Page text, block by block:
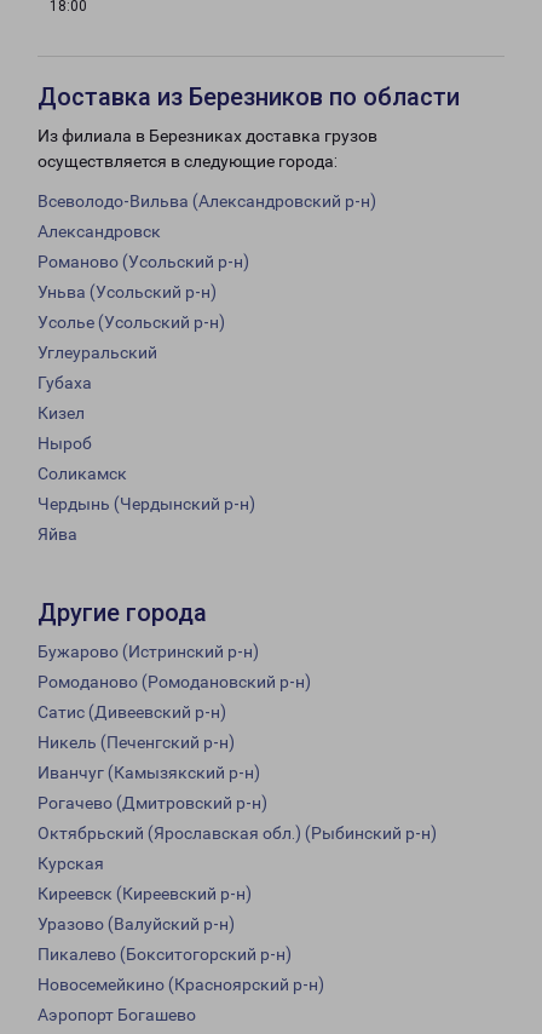
18:00
Доставка из Березников по области
Из филиала в Березниках доставка грузов
осуществляется в следующие города:
Всеволодо-Вильва (Александровский р-н)
Александровск
Романово (Усольский р-н)
Уньва (Усольский р-н)
Усолье (Усольский р-н)
Углеуральский
Губаха
Кизел
Ныроб
Соликамск
Чердынь (Чердынский р-н)
Яйва
Другие города
Бужарово (Истринский р-н)
Ромоданово (Ромодановский р-н)
Сатис (Дивеевский р-н)
Никель (Печенгский р-н)
Иванчуг (Камызякский р-н)
Рогачево (Дмитровский р-н)
Октябрьский (Ярославская обл.) (Рыбинский р-н)
Курская
Киреевск (Киреевский р-н)
Уразово (Валуйский р-н)
Пикалево (Бокситогорский р-н)
Новосемейкино (Красноярский р-н)
Аэропорт Богашево